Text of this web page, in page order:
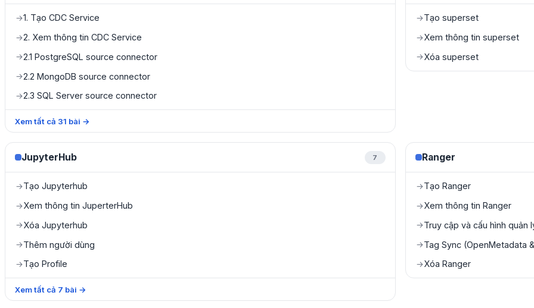
→1. Tạo CDC Service
→2. Xem thông tin CDC Service
→2.1 PostgreSQL source connector
→2.2 MongoDB source connector
→2.3 SQL Server source connector
Xem tất cả 31 bài →
→Tạo superset
→Xem thông tin superset
→Xóa superset
JupyterHub 7
→Tạo Jupyterhub
→Xem thông tin JuperterHub
→Xóa Jupyterhub
→Thêm người dùng
→Tạo Profile
Xem tất cả 7 bài →
Ranger
→Tạo Ranger
→Xem thông tin Ranger
→Truy cập và cấu hình quản
→Tag Sync (OpenMetadata
→Xóa Ranger